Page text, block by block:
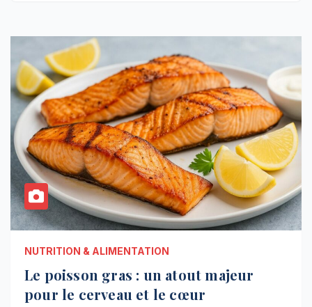
NUTRITION & ALIMENTATION
Le poisson gras : un atout majeur
pour le cerveau et le cœur